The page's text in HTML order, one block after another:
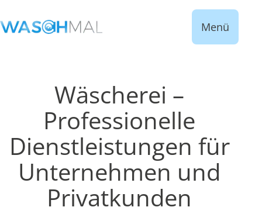
Menü
Wäscherei –
Professionelle
Dienstleistungen für
Unternehmen und
Privatkunden